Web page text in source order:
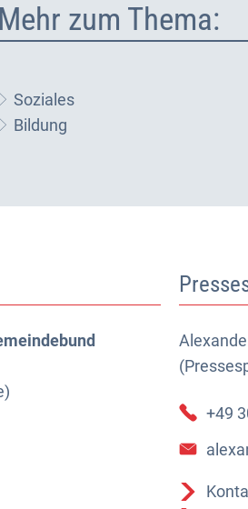
Mehr zum Thema:
Soziales
Bildung
+49